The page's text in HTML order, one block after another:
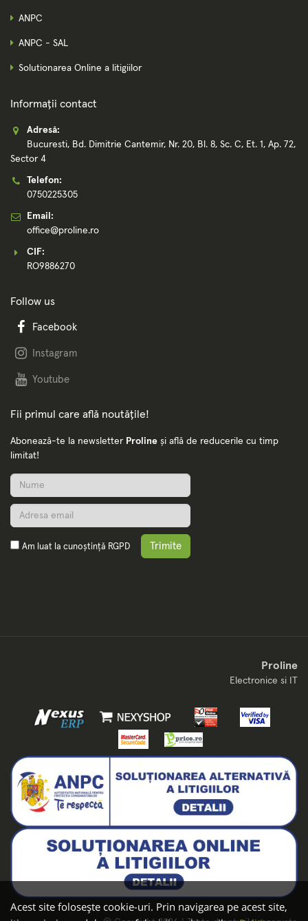
Acest site folosește cookie-uri. Prin navigarea pe acest site,
ANPC
ANPC - SAL
Solutionarea Online a litigiilor
Informații contact
Adresă:
Bucuresti, Bd. Dimitrie Cantemir, Nr. 20, Bl. 8, Sc. C, Et. 1, Ap. 72,
Sector 4
Telefon:
0750225305
Email:
office@proline.ro
CIF:
RO9886270
Follow us
Facebook
Instagram
Youtube
Fii primul care află noutățile!
Abonează-te la newsletter Proline și află de reducerile cu timp
limitat!
Am luat la cunoștință RGPD Trimite
Proline
Electronice si IT